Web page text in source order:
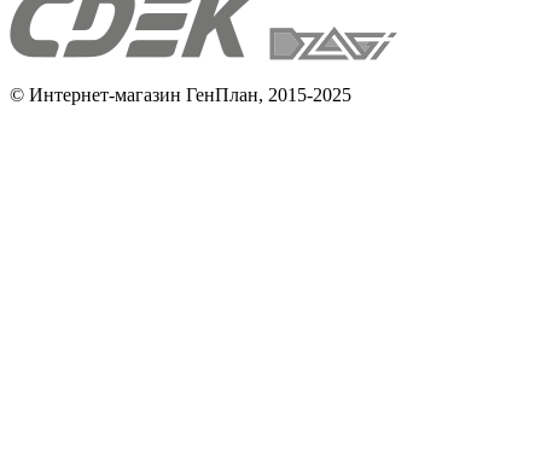
© Интернет-магазин ГенПлан, 2015-2025